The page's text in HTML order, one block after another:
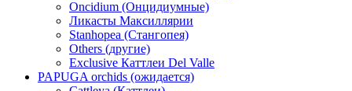
Oncidium (Онцидиумные)
Ликасты Максиллярии
Stanhopea (Стангопея)
Others (другие)
Exclusive Каттлеи Del Valle
PAPUGA orchids (ожидается)